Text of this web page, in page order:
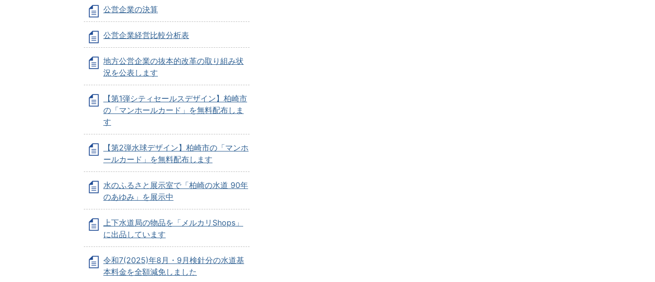
公営企業の決算
公営企業経営比較分析表
地方公営企業の抜本的改革の取り組み状
況を公表します
【第1弾シティセールスデザイン】柏崎市
の「マンホールカード」を無料配布しま
す
【第2弾水球デザイン】柏崎市の「マンホ
ールカード」を無料配布します
水のふるさと展示室で「柏崎の水道 90年
のあゆみ」を展示中
上下水道局の物品を「メルカリShops」
に出品しています
令和7(2025)年8月・9月検針分の水道基
本料金を全額減免しました